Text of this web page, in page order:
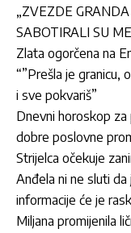
„ZVEZDE
SABOTIRALI SU
Zlata ogorčena na
“”Prešla je granicu,
i sve pokvariš”
Dnevni horoskop za
dobre poslovne
Strijelca očekuje
Anđela ni ne sluti da
informacije će je
Miljana promijenila